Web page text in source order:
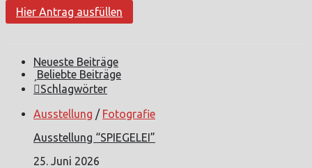
Hier Antrag ausfüllen
Neueste Beiträge
Beliebte Beiträge
Schlagwörter
Ausstellung / Fotografie
Ausstellung “SPIEGELEI”
25. Juni 2026